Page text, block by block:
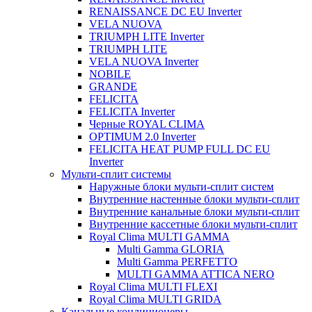
RENAISSANCE DC EU Inverter
VELA NUOVA
TRIUMPH LITE Inverter
TRIUMPH LITE
VELA NUOVA Inverter
NOBILE
GRANDE
FELICITA
FELICITA Inverter
Черные ROYAL CLIMA
OPTIMUM 2.0 Inverter
FELICITA HEAT PUMP FULL DC EU
Inverter
Мульти-сплит системы
Наружные блоки мульти-сплит систем
Внутренние настенные блоки мульти-сплит
Внутренние канальные блоки мульти-сплит
Внутренние кассетные блоки мульти-сплит
Royal Clima MULTI GAMMA
Multi Gamma GLORIA
Multi Gamma PERFETTO
MULTI GAMMA ATTICA NERO
Royal Clima MULTI FLEXI
Royal Clima MULTI GRIDA